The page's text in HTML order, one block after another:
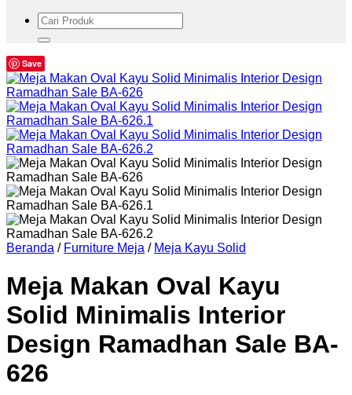
Pencarian
untuk:
Save
Beranda / Furniture Meja / Meja Kayu Solid
Meja Makan Oval Kayu
Solid Minimalis Interior
Design Ramadhan Sale BA-
626